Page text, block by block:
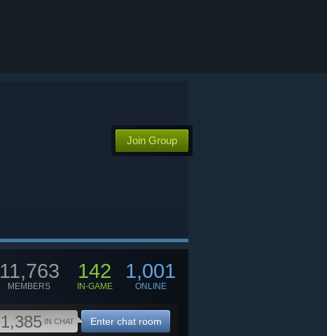
Join Group
11,763
MEMBERS
142
IN-GAME
1,001
ONLINE
1,385 IN CHAT Enter chat room